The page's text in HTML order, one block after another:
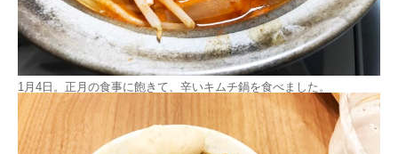
1月4日。正月の食事に飽きて、辛いキムチ鍋を食べました。